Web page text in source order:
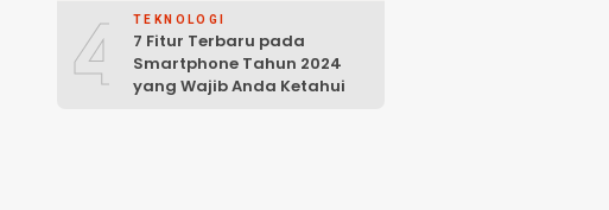
4 TEKNOLOGI
7 Fitur Terbaru pada
Smartphone Tahun 2024
yang Wajib Anda Ketahui